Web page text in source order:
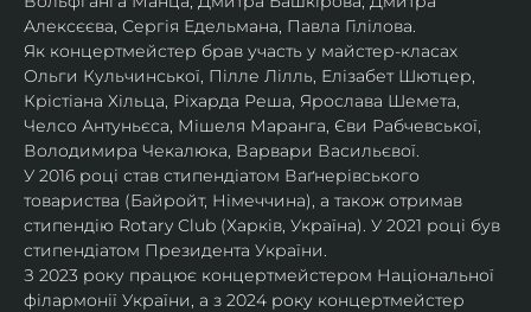
Алексєєва, Сергія Едельмана, Павла Гілілова.
Як концертмейстер брав участь у майстер-класах
Ольги Кульчинської, Пілле Лілль, Елізабет Шютцер,
Крістіана Хільца, Ріхарда Реша, Ярослава Шемета,
Челсо Антуньєса, Мішеля Маранга, Єви Рабчевської,
Володимира Чекалюка, Варвари Васильєвої.
У 2016 році став стипендіатом Ваґнерівського
товариства (Байройт, Німеччина), а також отримав
стипендію Rotary Club (Харків, Україна). У 2021 році був
стипендіатом Президента України.
З 2023 року працює концертмейстером Національної
філармонії України, а з 2024 року концертмейстер